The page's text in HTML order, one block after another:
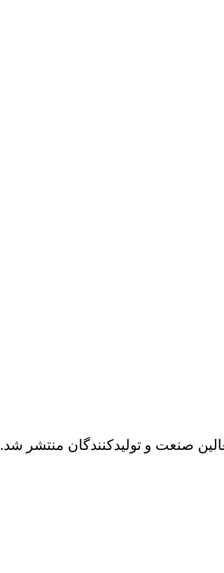
صنعت و تولیدکنندگان منتشر شد.